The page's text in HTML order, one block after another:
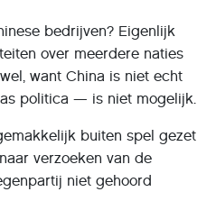
bedrijven? Eigenlijk
over meerdere naties
want China is niet echt
politica — is niet mogelijk.
buiten spel gezet
verzoeken van de
niet gehoord